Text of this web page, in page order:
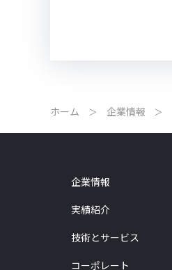
ホーム 企業情報
企業情報
実績紹介
技術とサービス
コーポレート